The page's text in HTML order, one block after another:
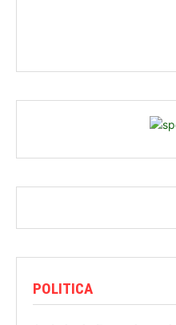
POLITICA